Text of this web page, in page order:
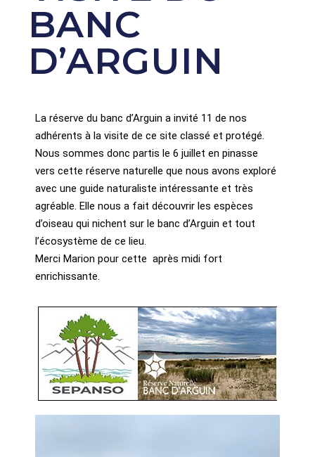
BANC
D’ARGUIN
La réserve du banc d’Arguin a invité 11 de nos
adhérents à la visite de ce site classé et protégé.
Nous sommes donc partis le 6 juillet en pinasse
vers cette réserve naturelle que nous avons exploré
avec une guide naturaliste intéressante et très
agréable. Elle nous a fait découvrir les espèces
d’oiseau qui nichent sur le banc d’Arguin et tout
l’écosystème de ce lieu.
Merci Marion pour cette après midi fort
enrichissante.